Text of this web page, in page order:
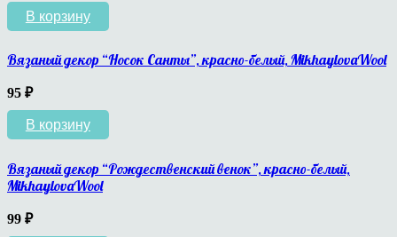
В корзину
Вязаный декор “Носок Санты”, красно-белый, MikhaylovaWool
95 ₽
В корзину
Вязаный декор “Рождественский венок”, красно-белый,
MikhaylovaWool
99 ₽